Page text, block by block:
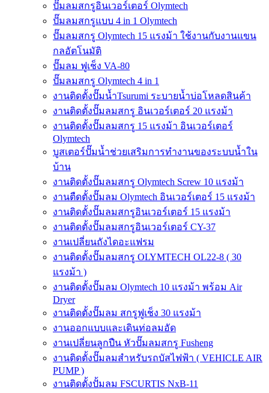
ปั๊มลมสกรูอินเวอร์เตอร์ Olymtech
ปั๊มลมสกรูแบบ 4 in 1 Olymtech
ปั๊มลมสกรู Olymtech 15 แรงม้า ใช้งานกับงานแขน
กลอัตโนมัติ
ปั๊มลม ฟูเช็ง VA-80
ปั๊มลมสกรู Olymtech 4 in 1
งานติดตั้งปั๊มน้ำTsurumi ระบายน้ำบ่อโหลดสินค้า
งานติดตั้งปั๊มลมสกรู อินเวอร์เตอร์ 20 แรงม้า
งานติดตั้งปั๊มลมสกรู 15 แรงม้า อินเวอร์เตอร์
Olymtech
บูสเตอร์ปั๊มน้ำช่วยเสริมการทำงานของระบบน้ำใน
บ้าน
งานติดตั้งปั๊มลมสกรู Olymtech Screw 10 แรงม้า
งานตืดตั้งปั๊มลม Olymtech อินเวอร์เตอร์ 15 แรงม้า
งานติดตั้งปั๊มลมสกรูอินเวอร์เตอร์ 15 แรงม้า
งานติดตั้งปั๊มลมสกรูอินเวอร์เตอร์ CY-37
งานเปลี่ยนถังไดอะแฟรม
งานติดตั้งปั๊มลมสกรู OLYMTECH OL22-8 ( 30
แรงม้า )
งานติดตั้งปั๊มลม Olymtech 10 แรงม้า พร้อม Air
Dryer
งานติดตั้งปั๊มลม สกรูฟูเช็ง 30 แรงม้า
งานออกแบบและเดินท่อลมอัด
งานเปลี่ยนลูกปืน หัวปั๊มลมสกรู Fusheng
งานติดตั้งปั๊มลมสำหรับรถบัสไฟฟ้า ( VEHICLE AIR
PUMP )
งานติดตั้งปั้มลม FSCURTIS NxB-11